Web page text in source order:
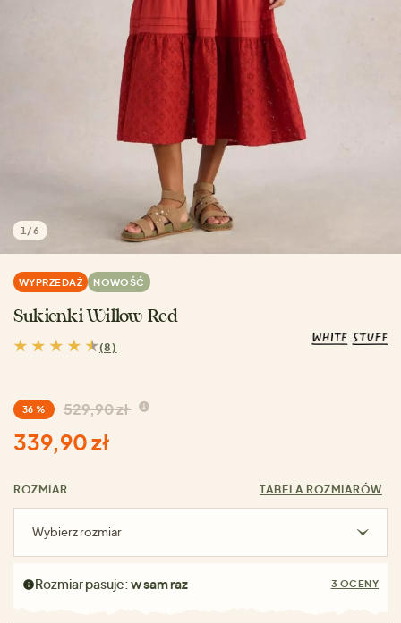
1 /6
WYPRZEDAŻ NOWOŚĆ
Sukienki Willow Red
(8)
36 % 529,90 zł
339,90 zł
ROZMIAR TABELA ROZMIARÓW
Wybierz rozmiar
Rozmiar pasuje:w sam raz 3 OCENY